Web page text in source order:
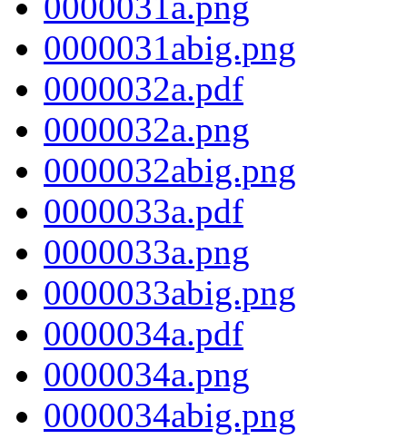
0000031abig.png
0000032a.pdf
0000032a.png
0000032abig.png
0000033a.pdf
0000033a.png
0000033abig.png
0000034a.pdf
0000034a.png
0000034abig.png